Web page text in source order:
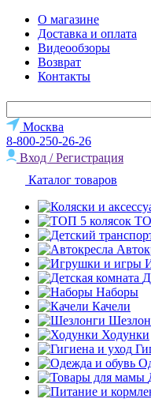
О магазине
Доставка и оплата
Видеообзоры
Возврат
Контакты
Москва
8-800-250-26-26
Вход / Регистрация
Каталог товаров
Наборы
Качели
Ходунки